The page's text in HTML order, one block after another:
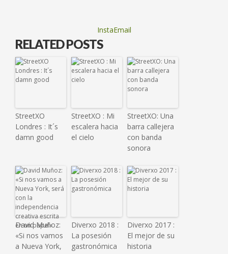
InstaEmail
RELATED POSTS
StreetXO
Londres : It´s
damn good
StreetXO : Mi
escalera hacia
el cielo
StreetXO: Una
barra callejera
con banda
sonora
David Muñoz:
«Si nos vamos
a Nueva York,
Diverxo 2018 :
La posesión
gastronómica
Diverxo 2017 :
El mejor de su
historia